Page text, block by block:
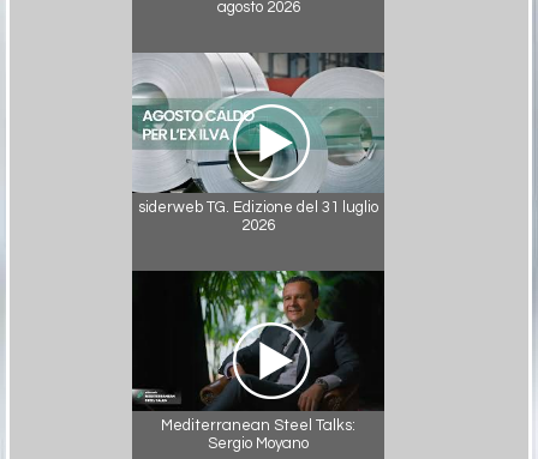
agosto 2026
siderweb TG. Edizione del 31 luglio
2026
Mediterranean Steel Talks:
Sergio Moyano